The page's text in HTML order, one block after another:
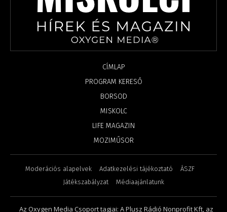
CÍMLAP
PROGRAM KERESŐ
BORSOD
MISKOLC
LIFE MAGAZIN
MOZIMŰSOR
Moderációs alapelvek Adatkezelési tájékoztató
ÁSZF
Játékszabályzat
Médiaajánlatunk
Az Oxygen Media Csoport tagjai: A Plusz Rádió Nonprofit Kft, az